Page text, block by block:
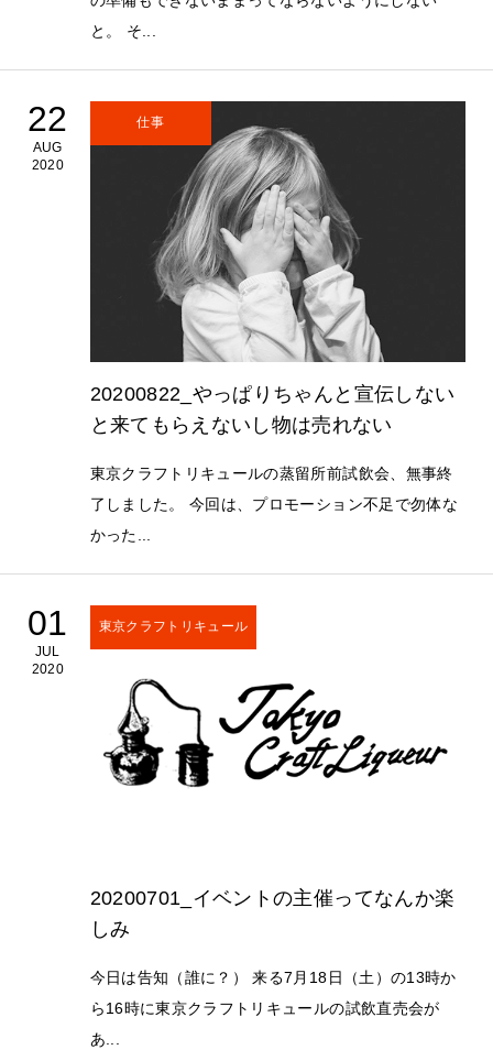
と。 そ...
22
AUG
2020
仕事
20200822_やっぱりちゃんと宣伝しない
と来てもらえないし物は売れない
東京クラフトリキュールの蒸留所前試飲会、無事終
了しました。 今回は、プロモーション不足で勿体な
かった...
01
JUL
2020
東京クラフトリキュール
20200701_イベントの主催ってなんか楽
しみ
今日は告知（誰に？） 来る7月18日（土）の13時か
ら16時に東京クラフトリキュールの試飲直売会が
あ...